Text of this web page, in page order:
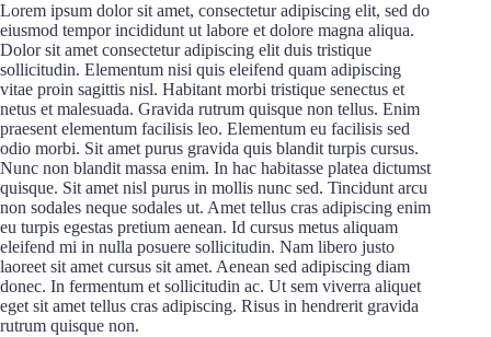
Lorem ipsum dolor sit amet, consectetur adipiscing elit, sed do
eiusmod tempor incididunt ut labore et dolore magna aliqua.
Dolor sit amet consectetur adipiscing elit duis tristique
sollicitudin. Elementum nisi quis eleifend quam adipiscing
vitae proin sagittis nisl. Habitant morbi tristique senectus et
netus et malesuada. Gravida rutrum quisque non tellus. Enim
praesent elementum facilisis leo. Elementum eu facilisis sed
odio morbi. Sit amet purus gravida quis blandit turpis cursus.
Nunc non blandit massa enim. In hac habitasse platea dictumst
quisque. Sit amet nisl purus in mollis nunc sed. Tincidunt arcu
non sodales neque sodales ut. Amet tellus cras adipiscing enim
eu turpis egestas pretium aenean. Id cursus metus aliquam
eleifend mi in nulla posuere sollicitudin. Nam libero justo
laoreet sit amet cursus sit amet. Aenean sed adipiscing diam
donec. In fermentum et sollicitudin ac. Ut sem viverra aliquet
eget sit amet tellus cras adipiscing. Risus in hendrerit gravida
rutrum quisque non.